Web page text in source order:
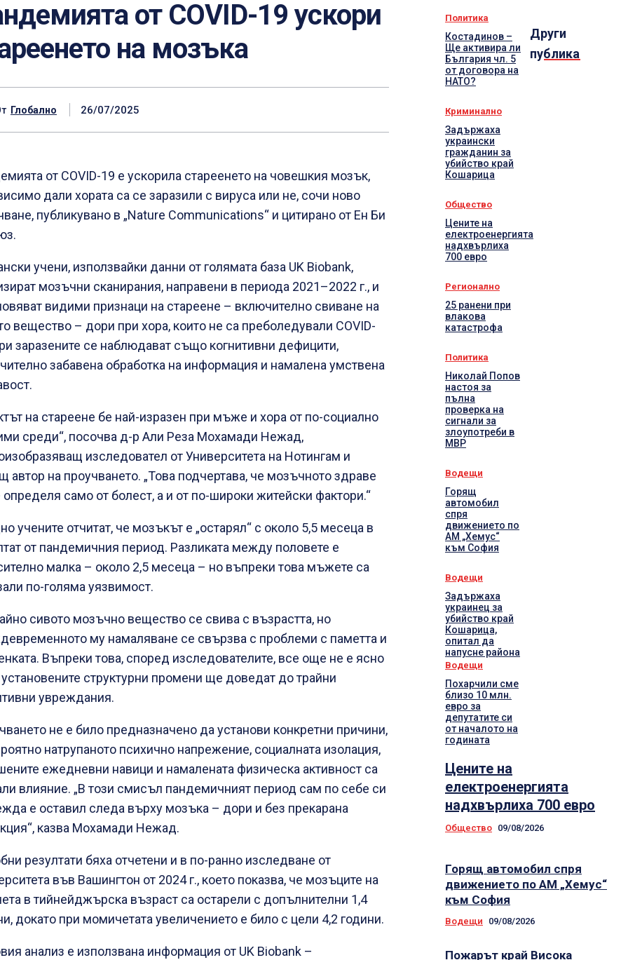
от COVID-19 ускори
на мозъка
Глобално 26/07/2025
от COVID-19 е ускорила стареенето на човешкия мозък,
дали хората са се заразили с вируса или не, сочи ново
публикувано в „Nature Communications“ и цитирано от Ен Би
учени, използвайки данни от голямата база UK Biobank,
мозъчни сканирания, направени в периода 2021–2022 г., и
видими признаци на стареене – включително свиване на
вещество – дори при хора, които не са преболедували COVID-
заразените се наблюдават също когнитивни дефицити,
забавена обработка на информация и намалена умствена
на стареене бе най-изразен при мъже и хора от по-социално
среди“, посочва д-р Али Реза Мохамади Нежад,
изследовател от Университета на Нотингам и
автор на проучването. „Това подчертава, че мозъчното здраве
определя само от болест, а и от по-широки житейски фактори.“
учените отчитат, че мозъкът е „остарял“ с около 5,5 месеца в
от пандемичния период. Разликата между половете е
малка – около 2,5 месеца – но въпреки това мъжете са
по-голяма уязвимост.
сивото мозъчно вещество се свива с възрастта, но
му намаляване се свързва с проблеми с паметта и
Въпреки това, според изследователите, все още не е ясно
структурни промени ще доведат до трайни
увреждания.
не е било предназначено да установи конкретни причини,
натрупаното психично напрежение, социалната изолация,
ежедневни навици и намалената физическа активност са
влияние. „В този смисъл пандемичният период сам по себе си
е оставил следа върху мозъка – дори и без прекарана
казва Мохамади Нежад.
резултати бяха отчетени и в по-ранно изследване от
във Вашингтон от 2024 г., което показва, че мозъците на
в тийнейджърска възраст са остарели с допълнителни 1,4
докато при момичетата увеличението е било с цели 4,2 години.
анализ е използвана информация от UK Biobank –
Политика
Костадинов –
Ще активира ли
България чл. 5
от договора на
НАТО?
Криминално
Задържаха
украински
гражданин за
убийство край
Кошарица
Общество
Цените на
електроенергията
надхвърлиха
700 евро
Регионално
25 ранени при
влакова
катастрофа
Политика
Николай Попов
настоя за
пълна
проверка на
сигнали за
злоупотреби в
МВР
Водещи
Горящ
автомобил
спря
движението по
АМ „Хемус“
към София
Водещи
Задържаха
украинец за
убийство край
Кошарица,
опитал да
напусне района
Водещи
Похарчили сме
близо 10 млн.
евро за
депутатите си
от началото на
годината
Други
публикации
Цените на
електроенергията
надхвърлиха 700 евро
Общество 09/08/2026
Горящ автомобил спря
движението по АМ „Хемус“
към София
Водещи 09/08/2026
Пожарът край Висока